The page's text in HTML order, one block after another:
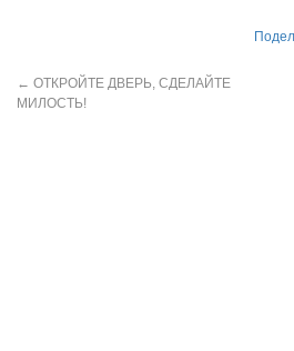
← ОТКРОЙТЕ ДВЕРЬ, СДЕЛАЙТЕ
МИЛОСТЬ!